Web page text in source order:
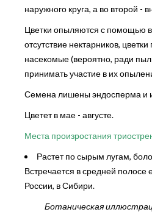
наружного круга, а во второй -
Цветки опыляются с помощью
отсутствие нектарников,
насекомые (вероятно, ради
принимать участие в их
Семена лишены эндосперма и
Цветет в мае - августе.
Места произростания
Растет по сырым лугам,
Встречается в средней полосе
России, в Сибири.
Ботаническая